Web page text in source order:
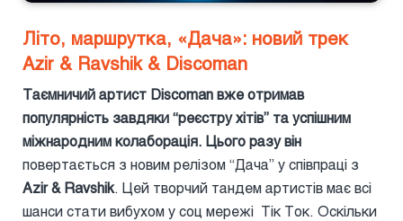
Літо, маршрутка, «Дача»: новий трек
Azir & Ravshik & Discoman
Таємничий артист Discoman вже отримав
популярність завдяки “реєстру хітів” та успішним
міжнародним колаборація. Цього разу він
повертається з новим релізом “Дача” у співпраці з
Azir & Ravshik. Цей творчий тандем артистів має всі
шанси стати вибухом у соц мережі Тік Ток. Оскільки